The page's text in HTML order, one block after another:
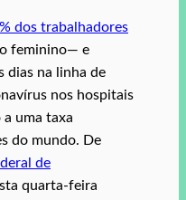
dos trabalhadores
feminino— e
dias na linha de
nos hospitais
uma taxa
do mundo. De
de
quarta-feira